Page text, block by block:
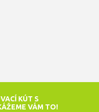
KÚT S
VÁM TO!